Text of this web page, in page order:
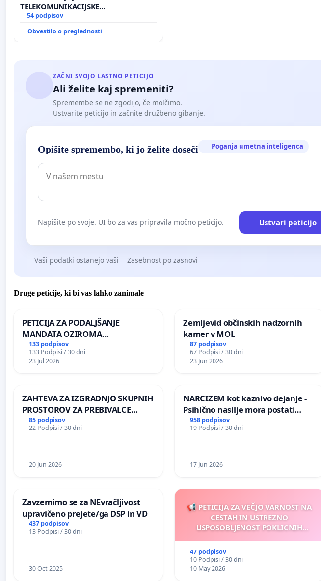
TELEKOMUNIKACIJSKE
INFRASTRUKTURE IN DODATNIH
ANTEN V GRADIŠČAKU
54 podpisov
Obvestilo o preglednosti
ZAČNI SVOJO LASTNO PETICIJO
Ali želite kaj spremeniti?
Spremembe se ne zgodijo, če molčimo.
Ustvarite peticijo in začnite družbeno gibanje.
Opišite spremembo, ki jo želite doseči Poganja umetna inteligenca
Napišite po svoje. UI bo za vas pripravila močno peticijo. Ustvari peticijo
Vaši podatki ostanejo vaši Zasebnost po zasnovi
Druge peticije, ki bi vas lahko zanimale
PETICIJA ZA PODALJŠANJE
MANDATA OZIROMA
ČIMPREJŠNJO PONOVNO
NAPOTITEV GOSPODA BERNARDA
ŠRAJNERJA NA VELEPOSLANIŠTVO
133 podpisov
133 Podpisi / 30 dni
23 Jul 2026
Zemljevid občinskih nadzornih
kamer v MOL
87 podpisov
67 Podpisi / 30 dni
23 Jun 2026
ZAHTEVA ZA IZGRADNJO SKUPNIH
PROSTOROV ZA PREBIVALCE
KRAJEVNE SKUPNOSTI
PRESTRANEK
85 podpisov
22 Podpisi / 30 dni
20 Jun 2026
NARCIZEM kot kaznivo dejanje -
Psihično nasilje mora postati
enako prepoznano kot fizično
nasilje
958 podpisov
19 Podpisi / 30 dni
17 Jun 2026
Zavzemimo se za NEvračljivost
upravičeno prejete/ga DSP in VD
437 podpisov
13 Podpisi / 30 dni
30 Oct 2025
📢 PETICIJA ZA VEČJO VARNOST NA
CESTAH IN USTREZNO
USPOSOBLJENOST POKLICNIH
47 podpisov
10 Podpisi / 30 dni
10 May 2026